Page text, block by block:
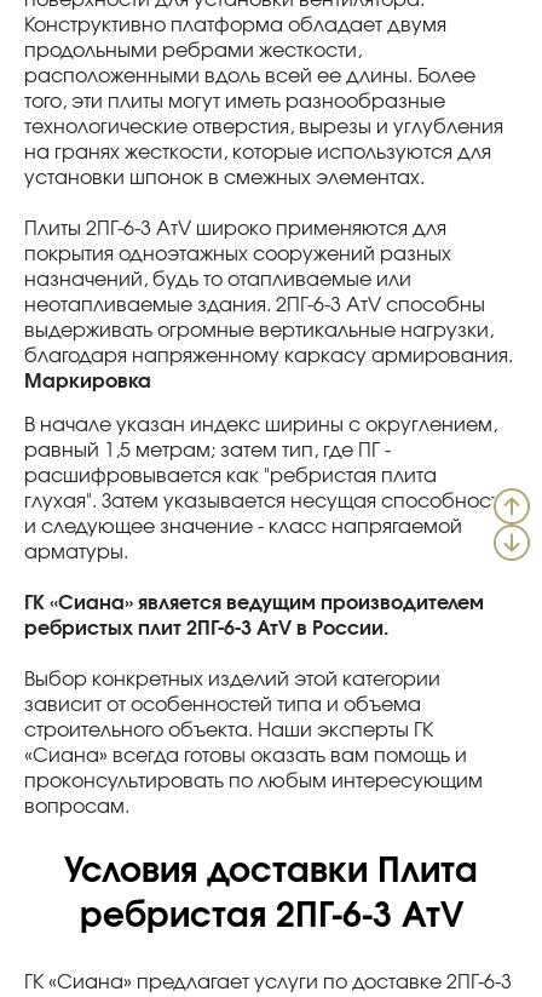
Конструктивно платформа обладает двумя
продольными ребрами жесткости,
расположенными вдоль всей ее длины. Более
того, эти плиты могут иметь разнообразные
технологические отверстия, вырезы и углубления
на гранях жесткости, которые используются для
установки шпонок в смежных элементах.
Плиты 2ПГ-6-3 АтV широко применяются для
покрытия одноэтажных сооружений разных
назначений, будь то отапливаемые или
неотапливаемые здания. 2ПГ-6-3 АтV способны
выдерживать огромные вертикальные нагрузки,
благодаря напряженному каркасу армирования.
Маркировка
В начале указан индекс ширины с округлением,
равный 1,5 метрам; затем тип, где ПГ -
расшифровывается как "ребристая плита
глухая". Затем указывается несущая способность
и следующее значение - класс напрягаемой
арматуры.
ГК «Сиана» является ведущим производителем
ребристых плит 2ПГ-6-3 АтV в России.
Выбор конкретных изделий этой категории
зависит от особенностей типа и объема
строительного объекта. Наши эксперты ГК
«Сиана» всегда готовы оказать вам помощь и
проконсультировать по любым интересующим
вопросам.
Условия доставки Плита
ребристая 2ПГ-6-3 АтV
ГК «Сиана» предлагает услуги по доставке 2ПГ-6-3